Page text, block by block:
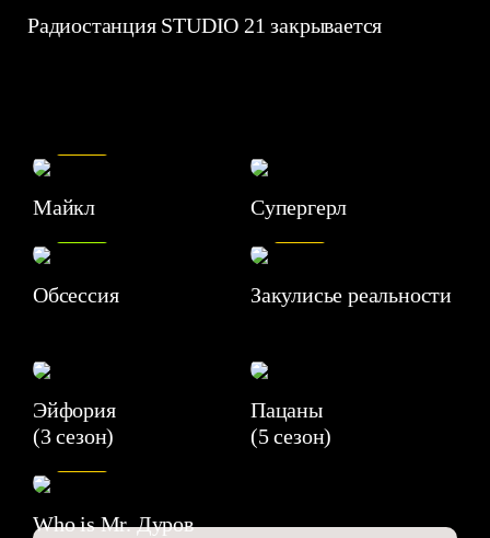
Радиостанция STUDIO 21 закрывается
Майкл Супергерл
Обсессия
7.1
Закулисье реальности
Эйфория
(3 сезон)
Пацаны
(5 сезон)
6.3
Who is Mr. Дуров